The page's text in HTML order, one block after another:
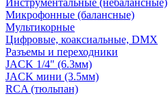
Инструментальные (небалансные)
Микрофонные (балансные)
Мультикорные
Цифровые, коаксиальные, DMX
Разъемы и переходники
JACK 1/4" (6.3мм)
JACK мини (3.5мм)
RCA (тюльпан)